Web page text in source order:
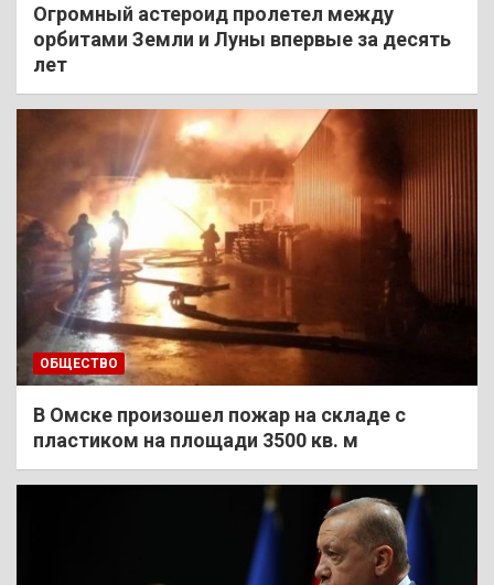
Огромный астероид пролетел между
орбитами Земли и Луны впервые за десять
лет
ОБЩЕСТВО
В Омске произошел пожар на складе с
пластиком на площади 3500 кв. м